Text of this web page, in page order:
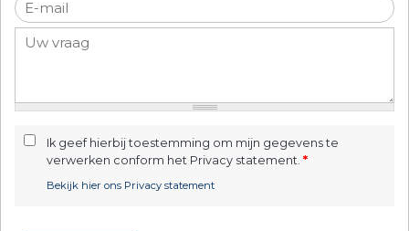
Ik geef hierbij toestemming om mijn gegevens te
verwerken conform het Privacy statement. *
Bekijk hier ons Privacy statement